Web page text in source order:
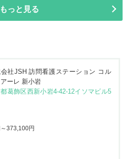
もっと見る
社JSH 訪問看護ステーション コル
ーレ 新小岩
葛飾区西新小岩4-42-12イソマビル5
373,100円